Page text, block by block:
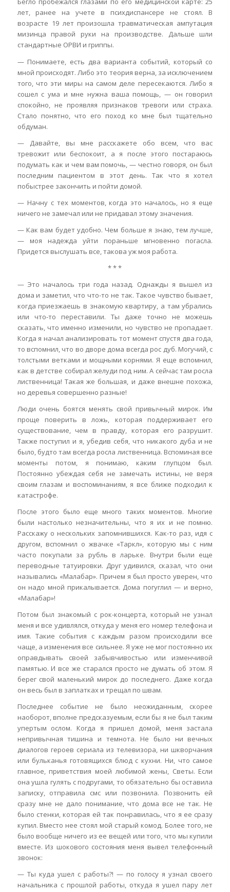
лет, ранее на учете в психдиспансере не стоял. В
возрасте 19 лет произошла травматическая ампутация
мизинца правой руки на производстве. Дальше шли
стандартные ОРВИ и гриппы.
— Понимаете, есть два варианта событий, который со
мной происходят. Либо это теория верна, за исключением
того, что эти миры на самом деле пересекаются. Либо я
сошел с ума и мне нужна ваша помощь, — он говорил
спокойно, не проявляя признаков тревоги или страха.
Стало понятно, что его поход ко мне был тщательно
обдуман.
— Давайте, вы мне расскажете обо всем, что вас
тревожит или беспокоит, а я после этого постараюсь
подумать как и чем вам помочь, — честно говоря, он был
последним пациентом в этот день. Так что я хотел
побыстрее закончить и пойти домой.
— Начну с тех моментов, когда это началось, но я еще
ничего не замечал или не придавал этому значения.
— Как вам будет удобно. Чем больше я знаю, тем лучше,
— моя надежда уйти пораньше мгновенно погасла.
Придется выслушать все, такова уж моя работа.
* * *
— Это началось три года назад. Однажды я вышел из
дома и заметил, что что-то не так. Такое чувство бывает,
когда приезжаешь в знакомую квартиру, а там убрались
или что-то переставили. Ты даже точно не можешь
сказать, что именно изменили, но чувство не пропадает.
Когда я начал анализировать тот момент спустя два года,
то вспомнил, что во дворе дома всегда рос дуб. Могучий, с
толстыми ветками и мощными корнями. Я еще вспомнил,
как в детстве собирал желуди под ним. А сейчас там росла
лиственница! Такая же большая, и даже внешне похожа,
но деревья совершенно разные!
Люди очень боятся менять свой привычный мирок. Им
проще поверить в ложь, которая поддерживает его
существование, чем в правду, которая его разрушит.
Также поступил и я, убедив себя, что никакого дуба и не
было, будто там всегда росла лиственница. Вспоминая все
моменты потом, я понимаю, каким глупцом был.
Постоянно убеждая себя не замечать истины, не веря
своим глазам и воспоминаниям, я все ближе подходил к
катастрофе.
После этого было еще много таких моментов. Многие
были настолько незначительны, что я их и не помню.
Расскажу о нескольких запомнившихся. Как-то раз, идя с
другом, вспомнил о жвачке «Таркл», которую мы с ним
часто покупали за рубль в ларьке. Внутри были еще
переводные татуировки. Друг удивился, сказал, что они
назывались «Малабар». Причем я был просто уверен, что
он надо мной прикалывается. Дома погуглил — и верно,
«Малабар»!
Потом был знакомый с рок-концерта, который не узнал
меня и все удивлялся, откуда у меня его номер телефона и
имя. Такие события с каждым разом происходили все
чаще, а изменения все сильнее. Я уже не мог постоянно их
оправдывать своей забывчивостью или изменчивой
памятью. И все же старался просто не думать об этом. Я
берег свой маленький мирок до последнего. Даже когда
он весь был в заплатках и трещал по швам.
Последнее событие не было неожиданным, скорее
наоборот, вполне предсказуемым, если бы я не был таким
упертым ослом. Когда я пришел домой, меня застала
непривычная тишина и темнота. Не было ни вечных
диалогов героев сериала из телевизора, ни шкворчания
или бульканья готовящихся блюд с кухни. Ни, что самое
главное, приветствия моей любимой жены, Светы. Если
она ушла гулять с подругами, то обязательно бы оставила
записку, отправила смс или позвонила. Позвонить ей
сразу мне не дало понимание, что дома все не так. Не
было стенки, которая ей так понравилась, что я ее сразу
купил. Вместо нее стоял мой старый комод. Более того, не
было вообще ничего из ее вещей или того, что мы купили
вместе. Из шокового состояния меня вывел телефонный
звонок:
— Ты куда ушел с работы?! — по голосу я узнал своего
начальника с прошлой работы, откуда я ушел пару лет